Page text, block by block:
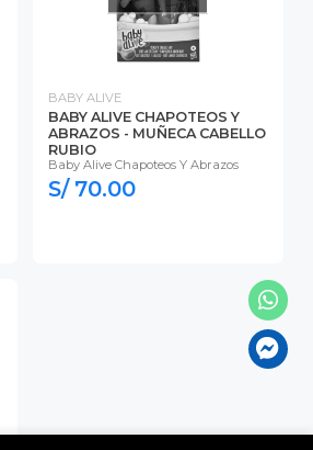
BABY ALIVE
BABY ALIVE CHAPOTEOS Y
ABRAZOS - MUÑECA CABELLO
RUBIO
Baby Alive Chapoteos Y Abrazos
S/ 70.00